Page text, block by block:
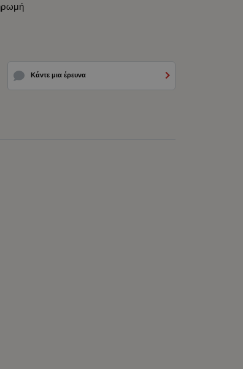
Κάντε μια έρευνα